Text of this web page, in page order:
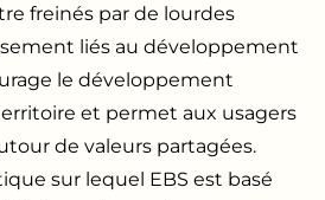
freinés par de lourdes
liés au développement
le développement
et permet aux usagers
de valeurs partagées.
sur lequel EBS est basé